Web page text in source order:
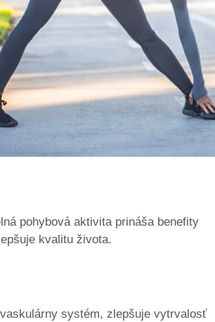
pohybová aktivita prináša benefity
kvalitu života.
systém, zlepšuje vytrvalosť